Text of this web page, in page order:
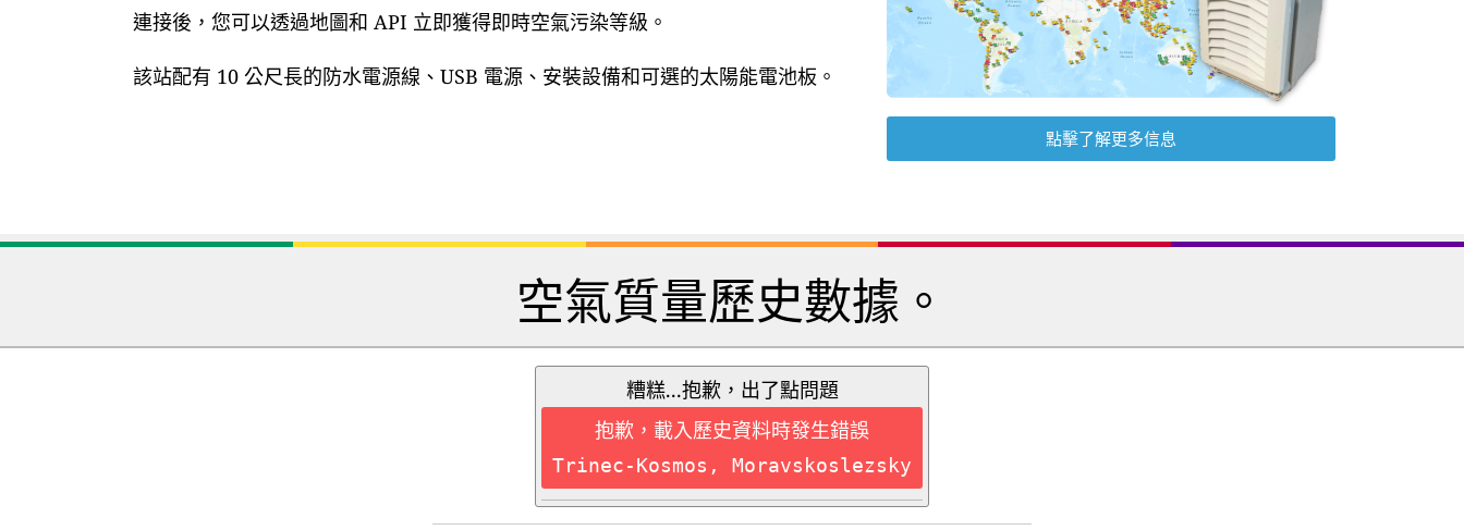
連接後，您可以透過地圖和 API 立即獲得即時空氣污染等級。
該站配有 10 公尺長的防水電源線、USB 電源、安裝設備和可選的太陽能電池板。
點擊了解更多信息
空氣質量歷史數據。
糟糕...抱歉，出了點問題
抱歉，載入歷史資料時發生錯誤
Trinec-Kosmos, Moravskoslezsky